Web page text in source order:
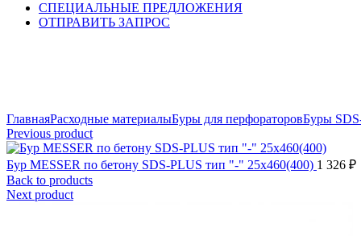
СПЕЦИАЛЬНЫЕ ПРЕДЛОЖЕНИЯ
ОТПРАВИТЬ ЗАПРОС
ГлавнаяРасходные материалыБуры для перфораторовБуры
Previous product
Бур MESSER по бетону SDS-PLUS тип "-" 25х460(400) 1 326 ₽
Back to products
Next product